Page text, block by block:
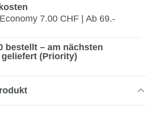
7.00 CHF | Ab 69.-
bestellt – am nächsten
(Priority)